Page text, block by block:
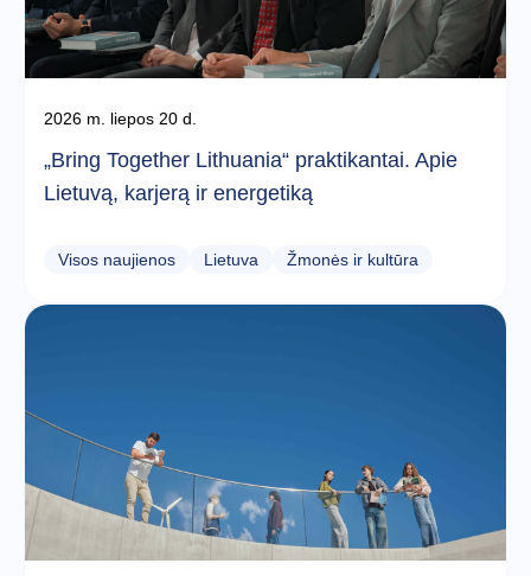
2026 m. liepos 20 d.
„Bring Together Lithuania“ praktikantai. Apie
Lietuvą, karjerą ir energetiką
Visos naujienos Lietuva Žmonės ir kultūra